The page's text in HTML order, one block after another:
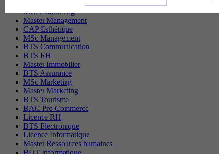
MBA Marketing
Master Management
CAP Esthétique
MSc Management
BTS Communication
BTS RH
Master Immobilier
BTS Assurance
MSc Marketing
Master Marketing
BTS Tourisme
BAC Pro Commerce
Licence RH
BTS Electronique
Licence Informatique
Master Ressources humaines